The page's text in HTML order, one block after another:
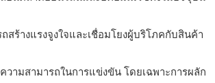
ร้างแรงจูงใจและเชื่อมโยงผู้บริโภคกับสินค้า
ามสามารถในการแข่งขัน โดยเฉพาะการผลัก